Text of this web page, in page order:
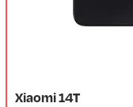
Xiaomi 14T